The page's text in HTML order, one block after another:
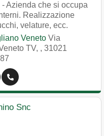
Azienda che si occupa
Realizzazione
velature, ecc.
Veneto Via
TV, , 31021
Snc